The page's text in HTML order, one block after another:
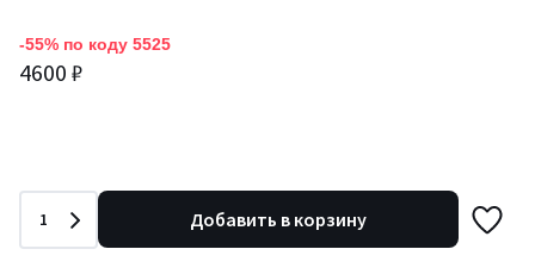
-55% по коду 5525
4600 ₽
Количество
1 Добавить в корзину